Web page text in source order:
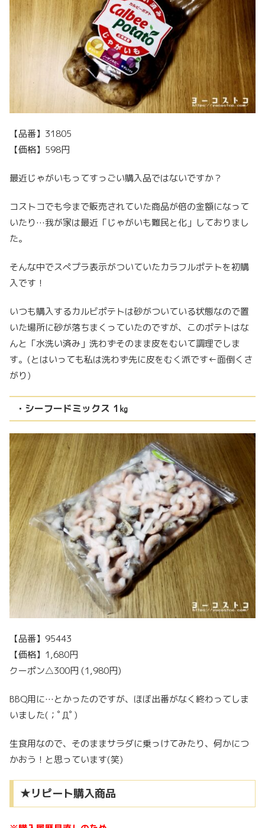
【品番】31805
【価格】598円
最近じゃがいもってすっごい購入品ではないですか？
コストコでも今まで販売されていた商品が倍の金額になって
いたり…我が家は最近「じゃがいも難民と化」しておりまし
た。
そんな中でスぺプラ表示がついていたカラフルポテトを初購
入です！
いつも購入するカルビポテトは砂がついている状態なので置
いた場所に砂が落ちまくっていたのですが、このポテトはな
んと「水洗い済み」洗わずそのまま皮をむいて調理でしま
す。(とはいっても私は洗わず先に皮をむく派です←面倒くさ
がり)
・シーフードミックス 1㎏
【品番】95443
【価格】1,680円
クーポン△300円 (1,980円)
BBQ用に…とかったのですが、ほぼ出番がなく終わってしま
いました(；ﾟДﾟ)
生食用なので、そのままサラダに乗っけてみたり、何かにつ
かおう！と思っています(笑)
★リピート購入商品